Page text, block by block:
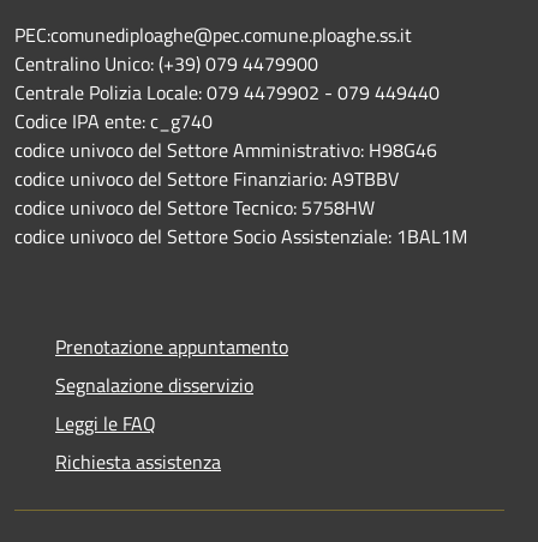
PEC:comunediploaghe@pec.comune.ploaghe.ss.it
Centralino Unico: (+39) 079 4479900
Centrale Polizia Locale: 079 4479902 - 079 449440
Codice IPA ente: c_g740
codice univoco del Settore Amministrativo: H98G46
codice univoco del Settore Finanziario: A9TBBV
codice univoco del Settore Tecnico: 5758HW
codice univoco del Settore Socio Assistenziale: 1BAL1M
Prenotazione appuntamento
Segnalazione disservizio
Leggi le FAQ
Richiesta assistenza